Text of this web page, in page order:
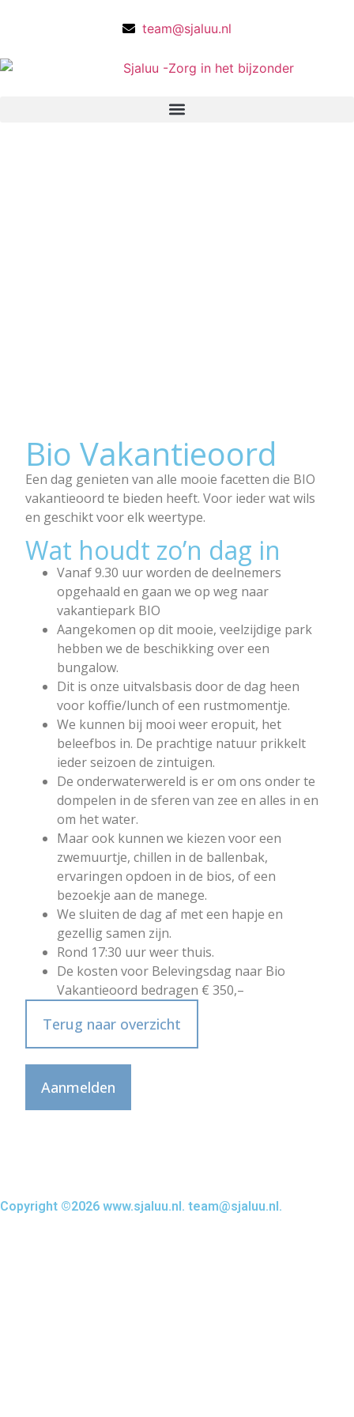
team@sjaluu.nl
Bio Vakantieoord
Een dag genieten van alle mooie facetten die BIO
vakantieoord te bieden heeft. Voor ieder wat wils
en geschikt voor elk weertype.
Wat houdt zo’n dag in
Vanaf 9.30 uur worden de deelnemers
opgehaald en gaan we op weg naar
vakantiepark BIO
Aangekomen op dit mooie, veelzijdige park
hebben we de beschikking over een
bungalow.
Dit is onze uitvalsbasis door de dag heen
voor koffie/lunch of een rustmomentje.
We kunnen bij mooi weer eropuit, het
beleefbos in. De prachtige natuur prikkelt
ieder seizoen de zintuigen.
De onderwaterwereld is er om ons onder te
dompelen in de sferen van zee en alles in en
om het water.
Maar ook kunnen we kiezen voor een
zwemuurtje, chillen in de ballenbak,
ervaringen opdoen in de bios, of een
bezoekje aan de manege.
We sluiten de dag af met een hapje en
gezellig samen zijn.
Rond 17:30 uur weer thuis.
De kosten voor Belevingsdag naar Bio
Vakantieoord bedragen € 350,–
Terug naar overzicht
Aanmelden
Copyright ©2026 www.sjaluu.nl. team@sjaluu.nl.